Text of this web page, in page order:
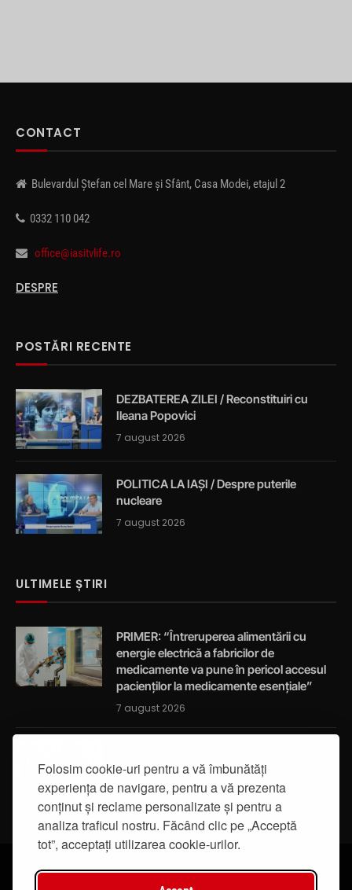
Folosim cookie-uri pentru a vă îmbunătăți
experiența de navigare, pentru a vă prezenta
conținut și reclame personalizate și pentru a
analiza traficul nostru. Făcând clic pe „Acceptă
tot”, acceptați utilizarea cookie-urilor.
CONTACT
Bulevardul Ștefan cel Mare și Sfânt, Casa Modei, etajul 2
0332 110 042
office@iasitvlife.ro
DESPRE
POSTĂRI RECENTE
DEZBATEREA ZILEI / Reconstituiri cu
Ileana Popovici
7 august 2026
POLITICA LA IAȘI / Despre puterile
nucleare
7 august 2026
ULTIMELE ȘTIRI
PRIMER: “Întreruperea alimentării cu
energie electrică a fabricilor de
medicamente va pune în pericol accesul
pacienților la medicamente esențiale”
7 august 2026
integrității
7 august 2026